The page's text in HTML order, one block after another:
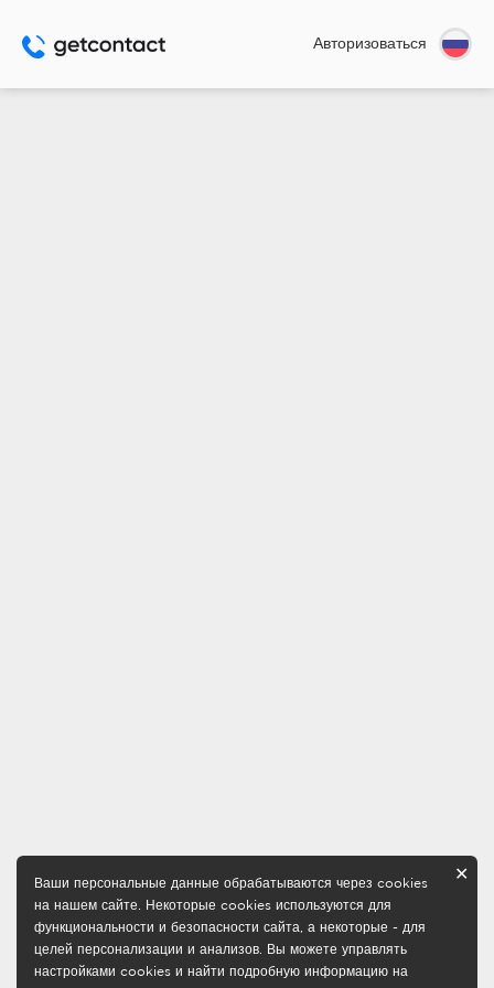
Авторизоваться
Ваши персональные данные обрабатываются через cookies
на нашем сайте. Некоторые cookies используются для
функциональности и безопасности сайта, а некоторые - для
целей персонализации и анализов. Вы можете управлять
настройками cookies и найти подробную информацию на
✕